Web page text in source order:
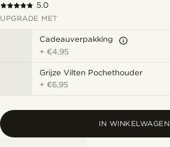
5.0
UPGRADE MET
Cadeauverpakking
+€4,95
Grijze Vilten Pochethouder
+€6,95
IN WINKELWAGEN